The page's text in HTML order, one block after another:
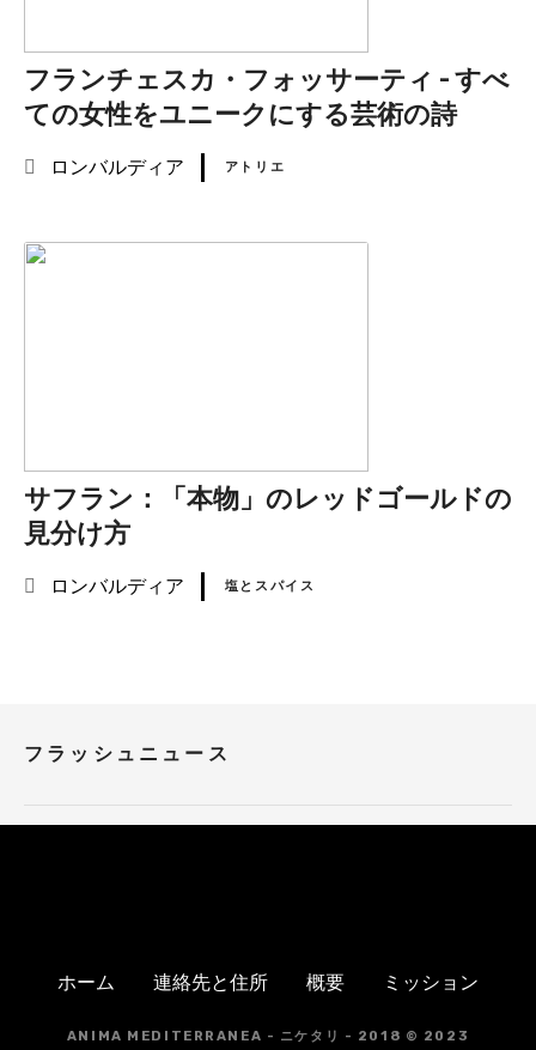
フランチェスカ・フォッサーティ - すべ
ての女性をユニークにする芸術の詩
ロンバルディア アトリエ
サフラン：「本物」のレッドゴールドの
見分け方
ロンバルディア 塩とスパイス
a
i
フラッシュニュース
ホーム 連絡先と住所 概要 ミッション
ANIMA MEDITERRANEA - ニケタリ - 2018 © 2023